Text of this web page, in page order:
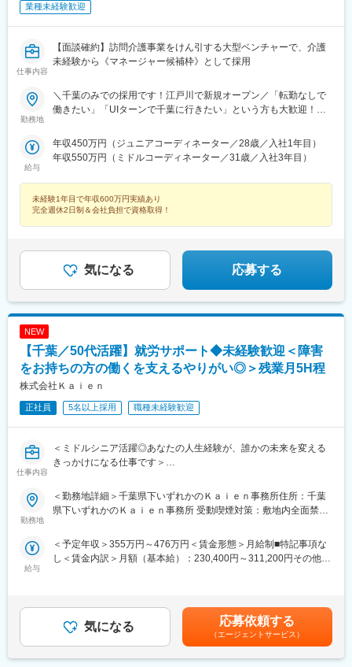
業種未経験歓迎
仕事内容
【面談確約】訪問介護事業をけん引する大型ベンチャーで、介護
未経験から《マネージャー候補枠》として採用
勤務地
＼千葉のみでの採用です！江戸川で新規オープン／「転勤なしで
働きたい」「UIターンで千葉に行きたい」という方も大歓迎！
区、緑区、美浜区＜その他の市町村＞市川市、船橋市、館山市、
木更津市、松戸市、茂原市、成田市、佐倉市、東金市、習志野
市、柏市、市原市、八千代市、鴨川市、鎌ヶ谷市、君津市、富津
井町、栄町、大網白里市、鋸南町、南房総市、香取市※希望勤務地
を踏まえて配属決定します※受動喫煙対策あり＝＝＝☆将来的に全
定有）☆マイカー通勤手当あり（1回200円）
給与
年収450万円（ジュニアコーディネーター／28歳／入社1年目）
年収550万円（ミドルコーディネーター／31歳／入社3年目）
未経験1年目で年収600万円実績あり
完全週休2日制＆会社負担で資格取得！
気になる 応募する
NEW
【千葉／50代活躍】就労サポート◆未経験歓迎＜障害
をお持ちの方の働くを支えるやりがい◎＞残業月5H程
株式会社Ｋａｉｅｎ
正社員 5名以上採用 職種未経験歓迎
仕事内容
＜ミドルシニア活躍◎あなたの人生経験が、誰かの未来を変える
きっかけになる仕事です＞
【仕事の魅力ポイント】
・これまでの社会人経験や人生経験が支援に活かせる
・利用者様の「就職できました」「人生が変わりました」という
・残業5H程度で会社として効率よく業務ができるように取り組み
貫して支援しています。
利用者様が自分らしい働き方を見つけていけるようサポートして
いくのはこの仕事ならではの大きなやりがいです。
・障害のある方の就活支援（キャリアカウンセリング・ビジネス
勤務地
＜勤務地詳細＞千葉県下いずれかのＫａｉｅｎ事務所住所：千葉
県下いずれかのＫａｉｅｎ事務所 受動喫煙対策：敷地内全面禁煙
給与
＜予定年収＞355万円～476万円＜賃金形態＞月給制■特記事項な
し＜賃金内訳＞月額（基本給）：230,400円～311,200円その他固
イムの場合）※賞与、手当の支給対象・支給額は、評価や状況によ
り変更になる可能性があります。賃金はあくまでも目安の金額で
あり、選考を通じて上下する可能性があります。月給(月額)は固定
手当を含めた表記です。
気になる 応募依頼する
（エージェントサービス）